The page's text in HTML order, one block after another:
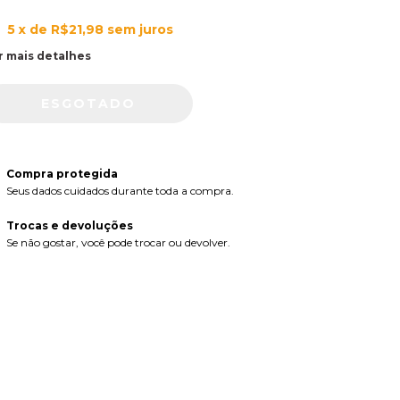
5 x de R$21,98 sem juros
mais detalhes
Compra protegida
Seus dados cuidados durante toda a compra.
Trocas e devoluções
Se não gostar, você pode trocar ou devolver.